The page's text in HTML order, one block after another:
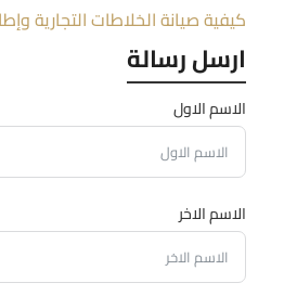
كيفية صيانة الخلاطات التجارية
ارسل رسالة
الاسم الاول
الاسم الاخر